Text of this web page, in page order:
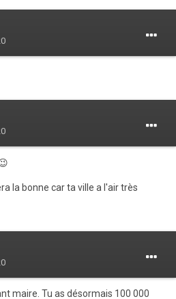
la bonne car ta ville a l'air très
maire. Tu as désormais 100 000